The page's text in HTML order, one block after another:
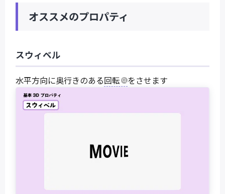
オススメのプロパティ
スウィベル
水平方向に奥行きのある回転 をさせます